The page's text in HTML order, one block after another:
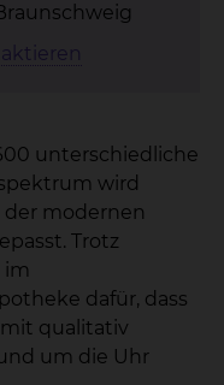
unterschiedliche
wird
modernen
Trotz
im
dafür, dass
qualitativ
um die Uhr